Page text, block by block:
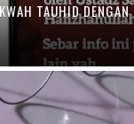
TAUHID